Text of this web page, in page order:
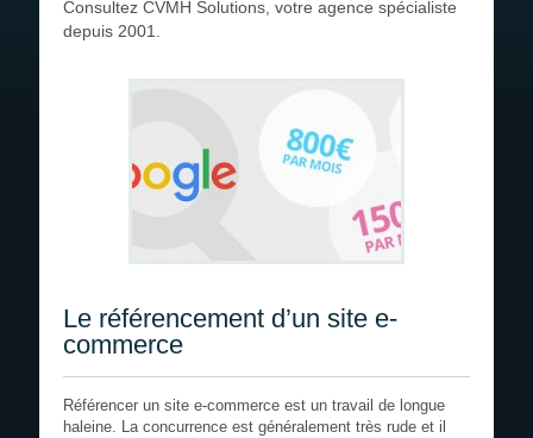
Devis gratuitConsultez CVMH Solutions, votre agence spécialiste
depuis 2001.
Le référencement d’un site e-
commerce
Référencer un site e-commerce est un travail de longue
haleine. La concurrence est généralement très rude et il